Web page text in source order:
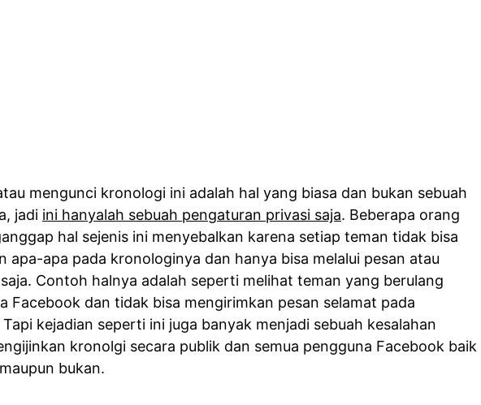
mengunci kronologi ini adalah hal yang biasa dan bukan sebuah
jadi ini hanyalah sebuah pengaturan privasi saja. Beberapa orang
hal sejenis ini menyebalkan karena setiap teman tidak bisa
apa-apa pada kronologinya dan hanya bisa melalui pesan atau
Contoh halnya adalah seperti melihat teman yang berulang
Facebook dan tidak bisa mengirimkan pesan selamat pada
kejadian seperti ini juga banyak menjadi sebuah kesalahan
kronolgi secara publik dan semua pengguna Facebook baik
bukan.